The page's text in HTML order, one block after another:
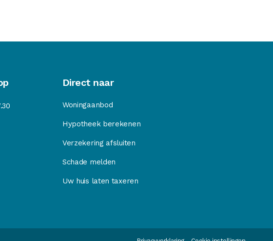
Direct naar
Woningaanbod
Hypotheek berekenen
Verzekering afsluiten
Schade melden
Uw huis laten taxeren